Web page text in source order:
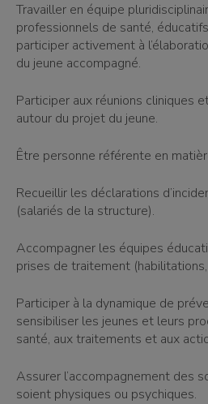
Travailler en équipe
professionnels de santé,
participer activement à
du jeune accompagné.
Participer aux réunions cliniques
autour du projet du jeune.
Être personne référente en
Recueillir les déclarations
(salariés de la structure).
Accompagner les équipes
prises de traitement
Participer à la dynamique de
sensibiliser les jeunes et leurs
santé, aux traitements et aux
Assurer l’accompagnement des
soient physiques ou psychiques.